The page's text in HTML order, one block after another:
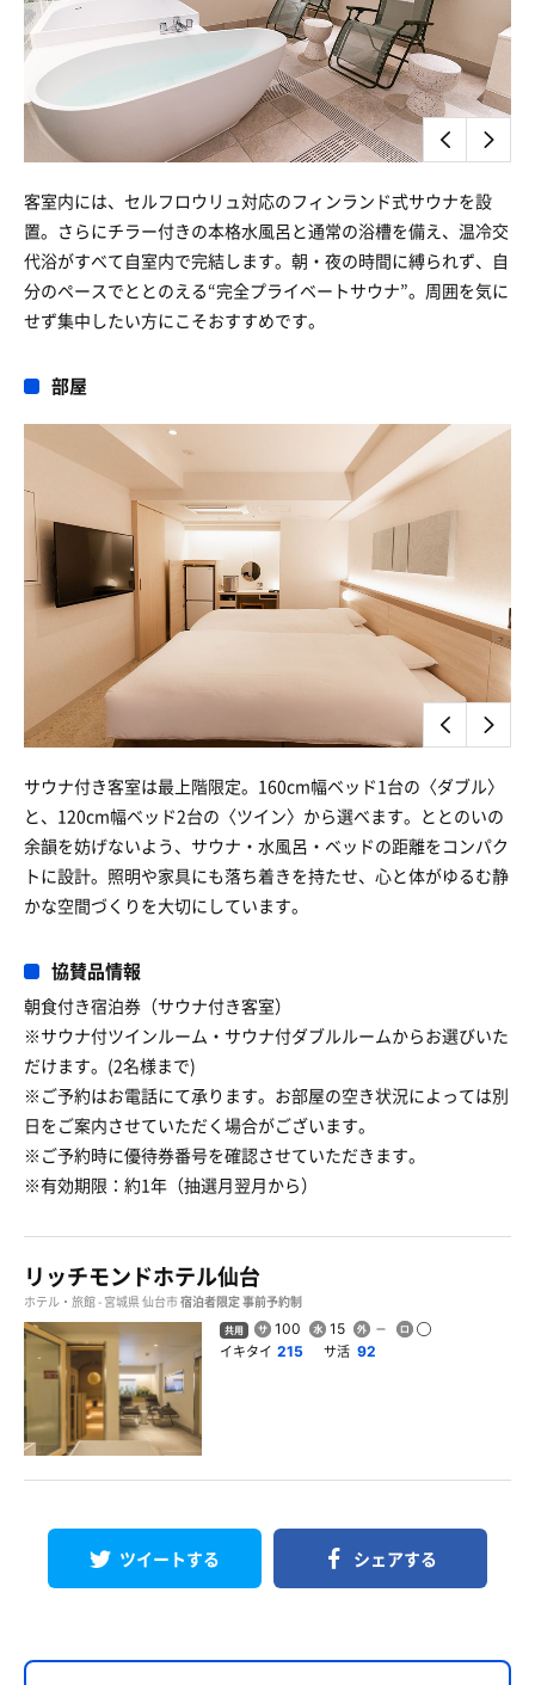
客室内には、セルフロウリュ対応のフィンランド式サウナを設
置。さらにチラー付きの本格水風呂と通常の浴槽を備え、温冷交
代浴がすべて自室内で完結します。朝・夜の時間に縛られず、自
分のペースでととのえる“完全プライベートサウナ”。周囲を気に
せず集中したい方にこそおすすめです。
部屋
サウナ付き客室は最上階限定。160cm幅ベッド1台の〈ダブル〉
と、120cm幅ベッド2台の〈ツイン〉から選べます。ととのいの
余韻を妨げないよう、サウナ・水風呂・ベッドの距離をコンパク
トに設計。照明や家具にも落ち着きを持たせ、心と体がゆるむ静
かな空間づくりを大切にしています。
協賛品情報
朝食付き宿泊券（サウナ付き客室）
※サウナ付ツインルーム・サウナ付ダブルルームからお選びいた
だけます。(2名様まで)
※ご予約はお電話にて承ります。お部屋の空き状況によっては別
日をご案内させていただく場合がございます。
※ご予約時に優待券番号を確認させていただきます。
※有効期限：約1年（抽選月翌月から）
リッチモンドホテル仙台
ホテル・旅館 - 宮城県 仙台市宿泊者限定事前予約制
共用 100 15
イキタイ 215 サ活 92
ツイートする シェアする